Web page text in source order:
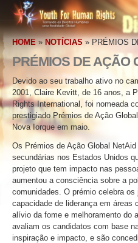
Sobre Nós
O que é a Youth for
O Nosso Propósito
História da Youth for
Staff Executivo
Conselho Consultivo
Colaboradores da YHRI
Proclamações e
Comendações
O que são os Direitos
Direitos Humanos
Os Antecedentes dos
A Declaração
Homem
Professores
Bem–vindo
Detalhes do Pacote
Resultados de
Currículo dos Direitos
Programas do
Implementação do
Entre em Ação
Envolva–se
Petição
Filiações e Donativos
Grupos
Competições
Vozes pelos Direitos
Defensores dos Direitos
Organizações de
Violações dos Direitos
Notícias
Encomenda
Contacto
HOME» NOTÍCIAS » PRÉMIOS
PRÉMIOS DE AÇÃO
Devido ao seu trabalho ativo no
2001, Claire Kevitt, de 16 anos, a
Rights International, foi nomeada
prestigiado Prémios de Ação
Nova Iorque em maio.
Os Prémios de Ação Global
secundárias nos Estados Unidos
projeto que tem impacto nas
aumentou a consciência sobre a
comunidades. O prémio celebra
capacidade de liderança em áreas
alívio da fome e melhoramento do
avaliam os candidatos com base
inspiração e impacto, e são